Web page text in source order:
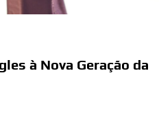
à Nova Geração da